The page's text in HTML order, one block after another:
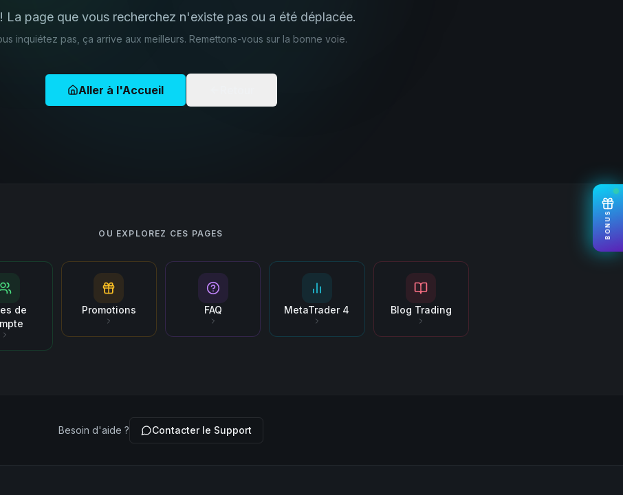
La page que vous recherchez n'existe pas ou a été déplacée.
inquiétez pas, ça arrive aux meilleurs. Remettons-vous sur la bonne voie.
Aller à l'Accueil
OU EXPLOREZ CES PAGES
de
Promotions FAQ MetaTrader 4 Blog Trading
Besoin d'aide ? Contacter le Support
BONUS